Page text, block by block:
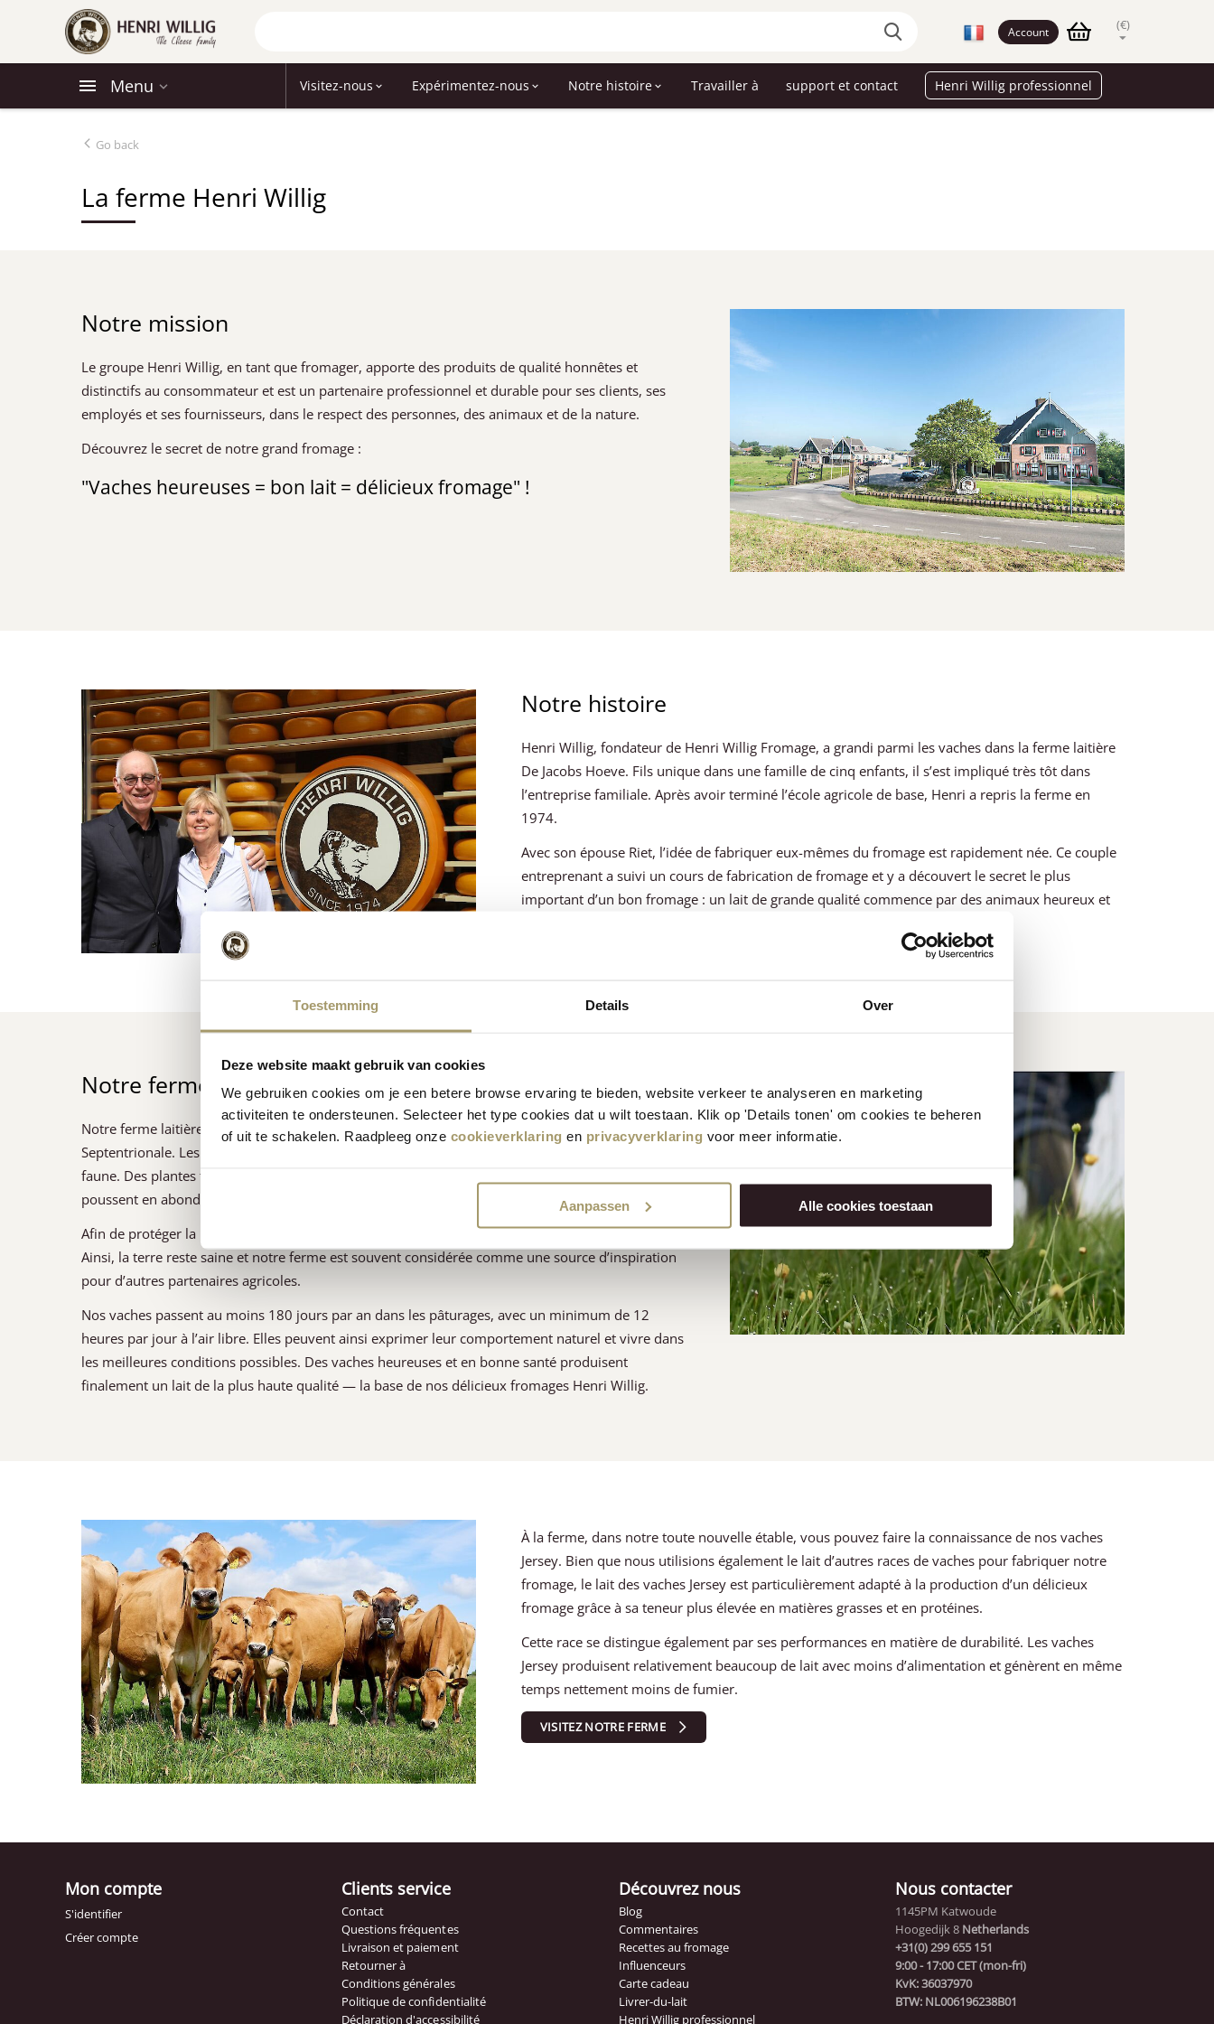
Toestemming Details Over
Deze website maakt gebruik van cookies
We gebruiken cookies om je een betere browse ervaring te bieden, website verkeer te analyseren en marketing
activiteiten te ondersteunen. Selecteer het type cookies dat u wilt toestaan. Klik op 'Details tonen' om cookies te beheren
of uit te schakelen. Raadpleeg onze cookieverklaring en privacyverklaring voor meer informatie.
Aanpassen Alle cookies toestaan
Account (€)
Menu Visitez-nous Expérimentez-nous Notre histoire Travailler à support et contact Henri Willig professionnel
Go back
La ferme Henri Willig
Notre mission
Le groupe Henri Willig, en tant que fromager, apporte des produits de qualité honnêtes et
distinctifs au consommateur et est un partenaire professionnel et durable pour ses clients, ses
employés et ses fournisseurs, dans le respect des personnes, des animaux et de la nature.
Découvrez le secret de notre grand fromage :
"Vaches heureuses = bon lait = délicieux fromage" !
Notre histoire
Henri Willig, fondateur de Henri Willig Fromage, a grandi parmi les vaches dans la ferme laitière
De Jacobs Hoeve. Fils unique dans une famille de cinq enfants, il s’est impliqué très tôt dans
l’entreprise familiale. Après avoir terminé l’école agricole de base, Henri a repris la ferme en
1974.
Avec son épouse Riet, l’idée de fabriquer eux-mêmes du fromage est rapidement née. Ce couple
entreprenant a suivi un cours de fabrication de fromage et y a découvert le secret le plus
important d’un bon fromage : un lait de grande qualité commence par des animaux heureux et
Notre ferme laitière biologique Henri Willig
Notre ferme laitière biologique est située dans les terres agricoles fertiles de la Hollande-
Septentrionale. Les prairies autour de la ferme sont riches en une grande diversité de flore et de
faune. Des plantes telles que le trèfle blanc, l’achillée millefeuille, le chiendent et les pissenlits y
poussent en abondance et constituent une alimentation naturelle et saine pour nos vaches.
Afin de protéger la nature, nous n’utilisons ni engrais chimiques ni pesticides dans nos champs.
Ainsi, la terre reste saine et notre ferme est souvent considérée comme une source d’inspiration
pour d’autres partenaires agricoles.
Nos vaches passent au moins 180 jours par an dans les pâturages, avec un minimum de 12
heures par jour à l’air libre. Elles peuvent ainsi exprimer leur comportement naturel et vivre dans
les meilleures conditions possibles. Des vaches heureuses et en bonne santé produisent
finalement un lait de la plus haute qualité — la base de nos délicieux fromages Henri Willig.
À la ferme, dans notre toute nouvelle étable, vous pouvez faire la connaissance de nos vaches
Jersey. Bien que nous utilisions également le lait d’autres races de vaches pour fabriquer notre
fromage, le lait des vaches Jersey est particulièrement adapté à la production d’un délicieux
fromage grâce à sa teneur plus élevée en matières grasses et en protéines.
Cette race se distingue également par ses performances en matière de durabilité. Les vaches
Jersey produisent relativement beaucoup de lait avec moins d’alimentation et génèrent en même
temps nettement moins de fumier.
VISITEZ NOTRE FERME
Mon compte
S'identifier
Créer compte
Clients service
Contact
Questions fréquentes
Livraison et paiement
Retourner à
Conditions générales
Politique de confidentialité
Déclaration d'accessibilité
Découvrez nous
Blog
Commentaires
Recettes au fromage
Influenceurs
Carte cadeau
Livrer-du-lait
Henri Willig professionnel
Nous contacter
1145PM Katwoude
Hoogedijk 8 Netherlands
+31(0) 299 655 151
9:00 - 17:00 CET (mon-fri)
KvK: 36037970
BTW: NL006196238B01